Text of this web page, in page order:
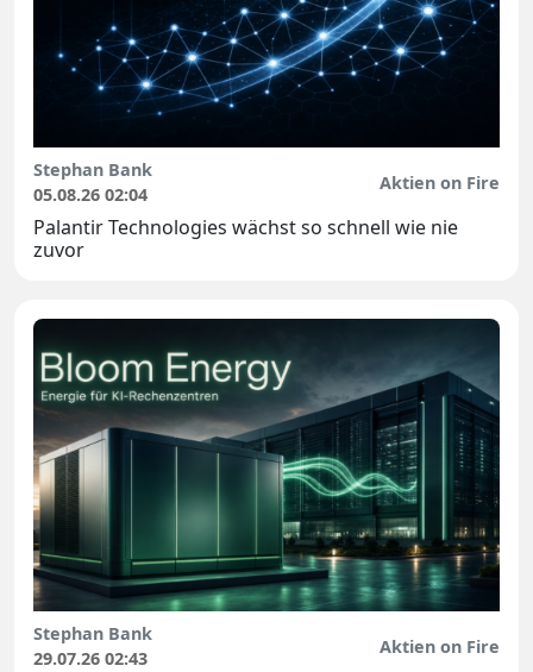
Stephan Bank
05.08.26 02:04
Aktien on Fire
Palantir Technologies wächst so schnell wie nie
zuvor
Stephan Bank
29.07.26 02:43
Aktien on Fire